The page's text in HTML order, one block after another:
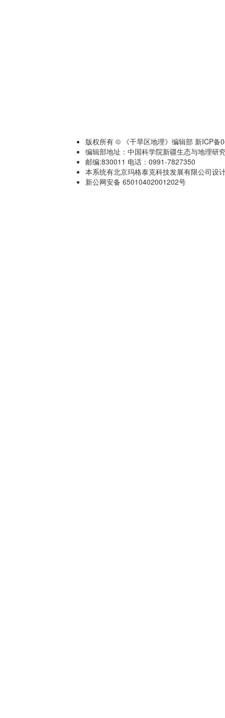
版权所有 © 《干旱区地理》编辑部 新ICP备
编辑部地址：中国科学院新疆生态与地理研
邮编:830011 电话：0991-7827350
本系统有北京玛格泰克科技发展有限公司设
新公网安备 65010402001202号